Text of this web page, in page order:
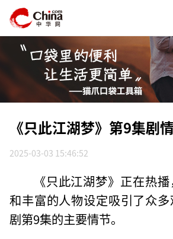
《只此江湖梦》第9集剧
2025-03-03 15:46:52
《只此江湖梦》正在热
和丰富的人物设定吸引了众
剧第9集的主要情节。